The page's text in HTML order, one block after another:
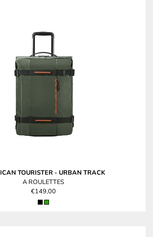
TOURISTER - URBAN TRACK
A ROULETTES
€149,00